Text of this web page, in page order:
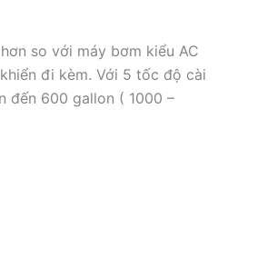
so với máy bơm kiểu AC
đi kèm. Với 5 tốc độ cài
đến 600 gallon ( 1000 –